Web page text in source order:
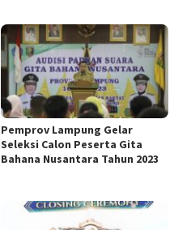
Pemprov Lampung Gelar
Seleksi Calon Peserta Gita
Bahana Nusantara Tahun 2023